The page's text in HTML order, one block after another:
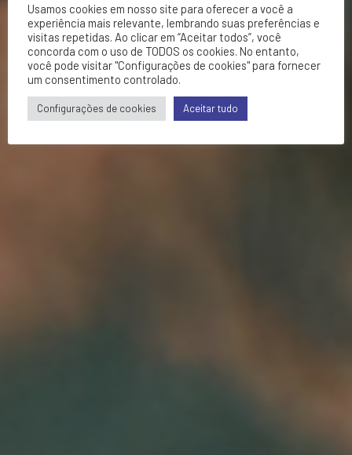
Usamos cookies em nosso site para oferecer a você a
experiência mais relevante, lembrando suas preferências e
visitas repetidas. Ao clicar em “Aceitar todos”, você
concorda com o uso de TODOS os cookies. No entanto,
você pode visitar "Configurações de cookies" para fornecer
um consentimento controlado.
Configurações de cookies Aceitar tudo